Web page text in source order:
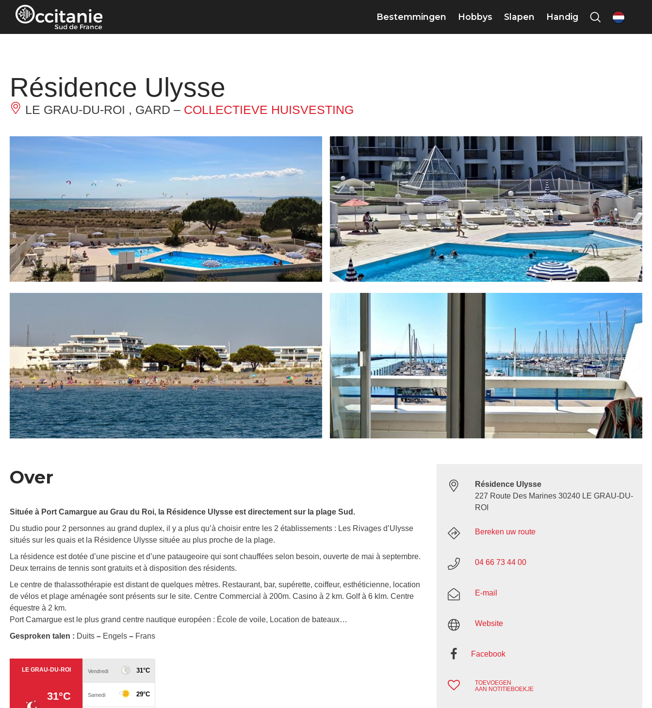
Cookies beheer paneel
Bestemmingen Hobbys Slapen Handig nl
Résidence Ulysse
LE GRAU-DU-ROI , GARD – COLLECTIEVE HUISVESTING
Over
Située à Port Camargue au Grau du Roi, la Résidence Ulysse est directement sur la plage Sud.
Du studio pour 2 personnes au grand duplex, il y a plus qu’à choisir entre les 2 établissements : Les Rivages d’Ulysse
situés sur les quais et la Résidence Ulysse située au plus proche de la plage.
La résidence est dotée d’une piscine et d’une pataugeoire qui sont chauffées selon besoin, ouverte de mai à septembre.
Deux terrains de tennis sont gratuits et à disposition des résidents.
Le centre de thalassothérapie est distant de quelques mètres. Restaurant, bar, supérette, coiffeur, esthéticienne, location
de vélos et plage aménagée sont présents sur le site. Centre Commercial à 200m. Casino à 2 km. Golf à 6 klm. Centre
équestre à 2 km.
Port Camargue est le plus grand centre nautique européen : École de voile, Location de bateaux…
Gesproken talen : Duits – Engels – Frans
Résidence Ulysse
227 Route Des Marines 30240 LE GRAU-DU-
ROI
Bereken uw route
04 66 73 44 00
E-mail
Website
Facebook
TOEVOEGEN
AAN NOTITIEBOEKJE